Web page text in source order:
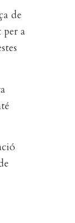
de
per a